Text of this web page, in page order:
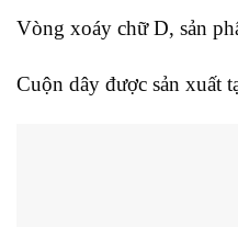
Vòng xoáy chữ D, sản
Cuộn dây được sản xuất